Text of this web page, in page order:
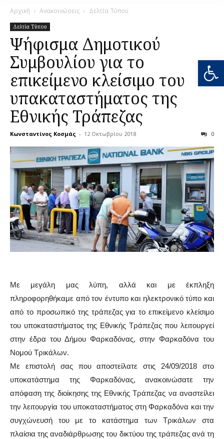
Αρχική Ανακοινώσεις Δελτία Τύπου
Δελτία Τύπου
Ψήφισμα Δημοτικού
Συμβουλίου για το
επικείμενο κλείσιμο του
υπακαταστήματος της
Εθνικής Τράπεζας
Κωνσταντίνος Κοσμάς - 12 Οκτωβρίου 2018 0
Με μεγάλη μας λύπη, αλλά και με έκπληξη
πληροφορηθήκαμε από τον έντυπο και ηλεκτρονικό τύπο και
από το προσωπικό της τράπεζας για το επικείμενο κλείσιμο
του υποκαταστήματος της Εθνικής Τράπεζας που λειτουργεί
στην έδρα του Δήμου Φαρκαδόνας, στην Φαρκαδόνα του
Νομού Τρικάλων.
Με επιστολή σας που αποστείλατε στις 24/09/2018 στο
υποκατάστημα της Φαρκαδόνας, ανακοινώσατε την
απόφαση της διοίκησης της Εθνικής Τράπεζας να αναστείλει
την λειτουργία του υποκαταστήματος στη Φαρκαδόνα και την
συγχώνευσή του με το κατάστημα των Τρικάλων στα
πλαίσια της αναδιάρθρωσης του δικτύου της τράπεζας ανά τη